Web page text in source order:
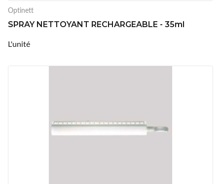
Optinett
SPRAY NETTOYANT RECHARGEABLE - 35ml
L'unité